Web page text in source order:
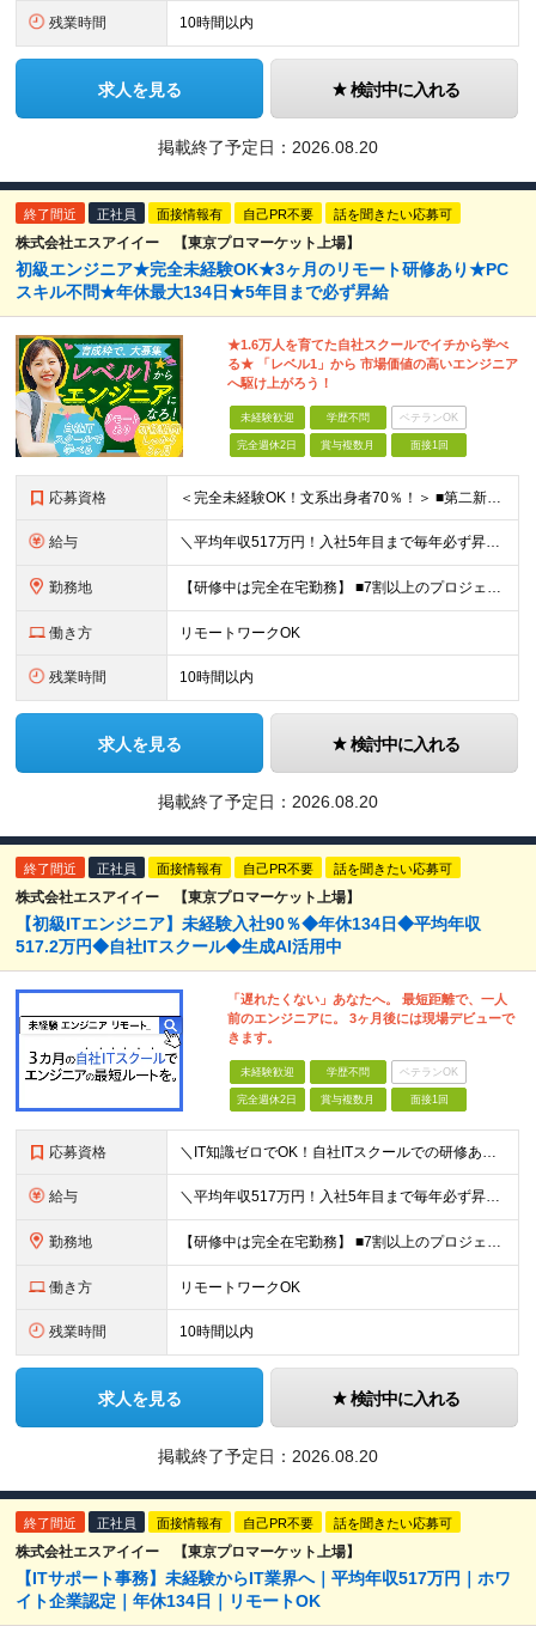
残業時間 10時間以内
求人を見る 検討中に入れる
掲載終了予定日： 2026.08.20
終了間近 正社員 面接情報有 自己PR不要 話を聞きたい応募可
株式会社エスアイイー 【東京プロマーケット上場】
初級エンジニア★完全未経験OK★3ヶ月のリモート研修あり★PC
スキル不問★年休最大134日★5年目まで必ず昇給
★1.6万人を育てた自社スクールでイチから学べ
る★ 「レベル1」から 市場価値の高いエンジニア
へ駆け上がろう！
未経験歓迎 学歴不問 ベテランOK
完全週休2日 賞与複数月 面接1回
応募資格 ＜完全未経験OK！文系出身者70％！＞ ■第二新卒歓迎 ■学歴・経歴不問・社会人未経験もOK ■20代を中心に活躍中◎ ★☆先輩たちの前職☆★ 元アパレルスタッフや塾講師、介護士、事務、営業など社員
給与 ＼平均年収517万円！入社5年目まで毎年必ず昇給／ ■賞与年3回 ■年収800万円以上も可 ■入社3年以上の平均年収469.2万円 月給23万2000円以上＋賞与年3回＋各種手当 ☆入社5年目まで最
勤務地 【研修中は完全在宅勤務】 ■7割以上のプロジェクトでリモートワークを導入 ■一都三県のプロジェクト先 ■転居を伴う転勤なし ＜プロジェクト先＞ 東京・神奈川・千葉・埼玉でのプロジェクト先にて勤務いた
働き方 リモートワークOK
残業時間 10時間以内
求人を見る 検討中に入れる
掲載終了予定日： 2026.08.20
終了間近 正社員 面接情報有 自己PR不要 話を聞きたい応募可
株式会社エスアイイー 【東京プロマーケット上場】
【初級ITエンジニア】未経験入社90％◆年休134日◆平均年収
517.2万円◆自社ITスクール◆生成AI活用中
「遅れたくない」あなたへ。 最短距離で、一人
前のエンジニアに。 3ヶ月後には現場デビューで
きます。
未経験歓迎 学歴不問 ベテランOK
完全週休2日 賞与複数月 面接1回
応募資格 ＼IT知識ゼロでOK！自社ITスクールでの研修あり／ ■完全未経験OK(文系出身70％) ■第二新卒歓迎 ■学歴不問 └社会人未経験の方も歓迎します！ 5名以上の採用を予定しているので、同期と入社も
給与 ＼平均年収517万円！入社5年目まで毎年必ず昇給／ ■賞与年3回 ■年収800万円以上も可 ■入社3年以上の平均年収469.2万円 月給23万2000円以上＋賞与年3回＋各種手当 ☆入社5年目まで最
勤務地 【研修中は完全在宅勤務】 ■7割以上のプロジェクトでリモートワークを導入 ■フルリモートもあり ■一都三県のプロジェクト先 ■転居を伴う転勤なし ＜プロジェクト先＞ 東京・神奈川・千葉・埼玉でのプロ
働き方 リモートワークOK
残業時間 10時間以内
求人を見る 検討中に入れる
掲載終了予定日： 2026.08.20
終了間近 正社員 面接情報有 自己PR不要 話を聞きたい応募可
株式会社エスアイイー 【東京プロマーケット上場】
【ITサポート事務】未経験からIT業界へ｜平均年収517万円｜ホワ
イト企業認定｜年休134日｜リモートOK